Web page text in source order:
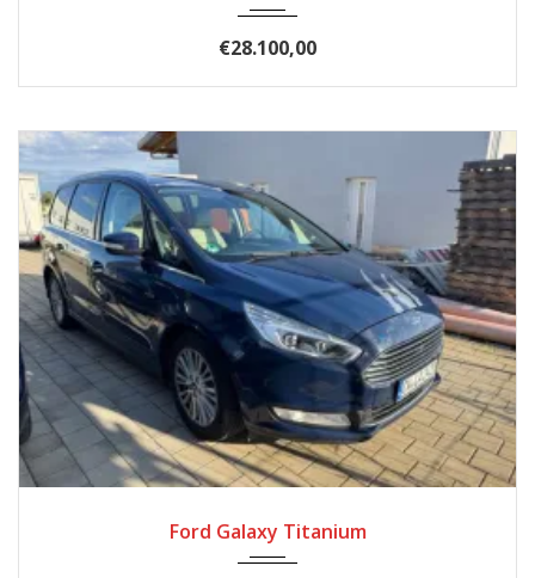
€28.100,00
Ford Galaxy Titanium